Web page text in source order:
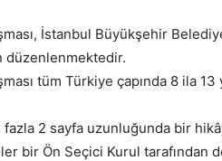
İstanbul Büyükşehir
düzenlenmektedir.
tüm Türkiye çapında 8 ila
fazla 2 sayfa uzunluğunda bir
bir Ön Seçici Kurul tarafından